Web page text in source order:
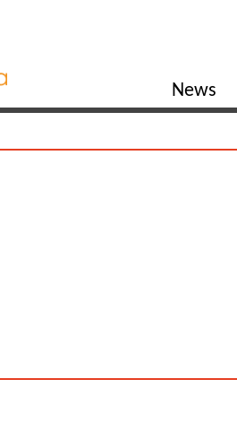
News